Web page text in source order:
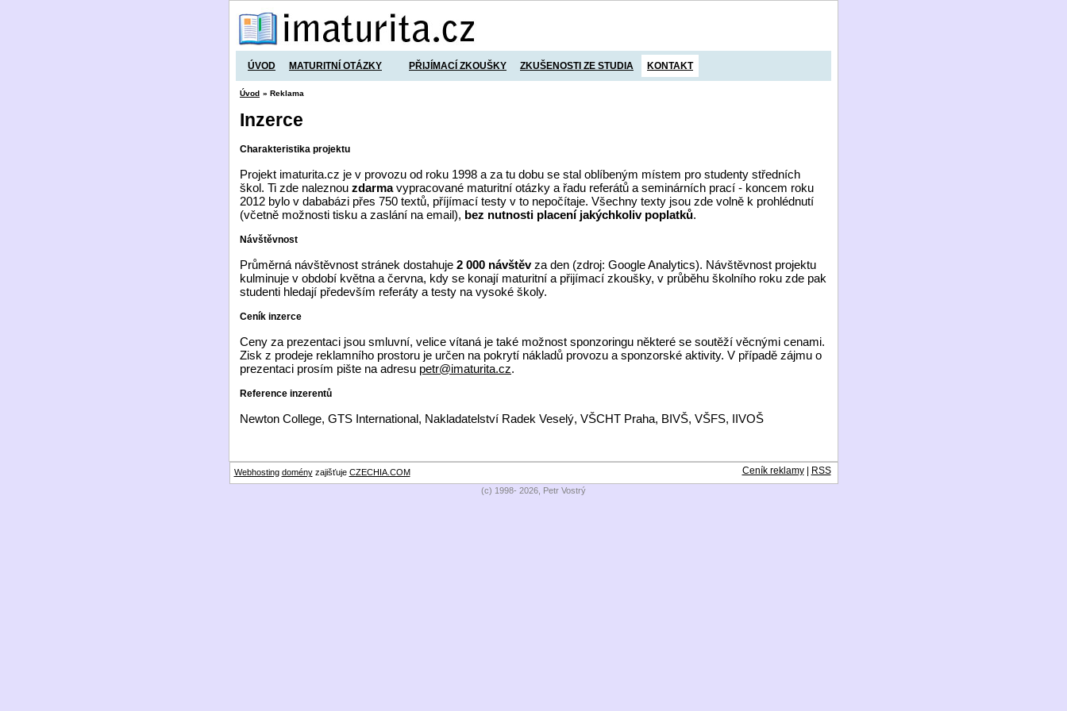
ÚVOD MATURITNÍ OTÁZKY PŘIJÍMACÍ ZKOUŠKY ZKUŠENOSTI ZE STUDIA KONTAKT
Úvod » Reklama
Inzerce
Charakteristika projektu
Projekt imaturita.cz je v provozu od roku 1998 a za tu dobu se stal oblíbeným místem pro studenty středních
škol. Ti zde naleznou zdarmavypracované maturitní otázky a řadu referátů a seminárních prací - koncem roku
2012 bylo v dababázi přes 750 textů, příjímací testy v to nepočítaje. Všechny texty jsou zde volně k prohlédnutí
(včetně možnosti tisku a zaslání na email), bez nutnosti placení jakýchkoliv poplatků.
Návštěvnost
Průměrná návštěvnost stránek dostahuje 2 000 návštěvza den (zdroj: Google Analytics). Návštěvnost projektu
kulminuje v období května a června, kdy se konají maturitní a přijímací zkoušky, v průběhu školního roku zde pak
studenti hledají především referáty a testy na vysoké školy.
Ceník inzerce
Ceny za prezentaci jsou smluvní, velice vítaná je také možnost sponzoringu některé se soutěží věcnými cenami.
Zisk z prodeje reklamního prostoru je určen na pokrytí nákladů provozu a sponzorské aktivity. V případě zájmu o
prezentaci prosím pište na adresu petr@imaturita.cz.
Reference inzerentů
Newton College, GTS International, Nakladatelství Radek Veselý, VŠCHT Praha, BIVŠ, VŠFS, IIVOŠ
Webhosting doményzajišťuje CZECHIA.COM Ceník reklamy| RSS
(c) 1998- 2026, Petr Vostrý